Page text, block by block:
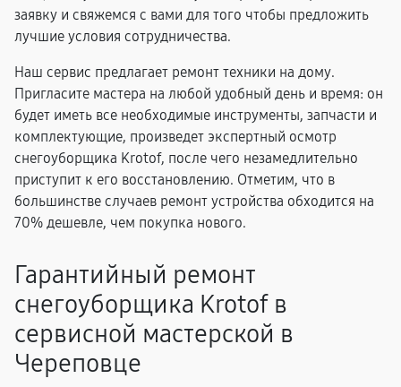
заявку и свяжемся с вами для того чтобы предложить
лучшие условия сотрудничества.
Наш сервис предлагает ремонт техники на дому.
Пригласите мастера на любой удобный день и время: он
будет иметь все необходимые инструменты, запчасти и
комплектующие, произведет экспертный осмотр
снегоуборщика Krotof, после чего незамедлительно
приступит к его восстановлению. Отметим, что в
большинстве случаев ремонт устройства обходится на
70% дешевле, чем покупка нового.
Гарантийный ремонт
снегоуборщика Krotof в
сервисной мастерской в
Череповце